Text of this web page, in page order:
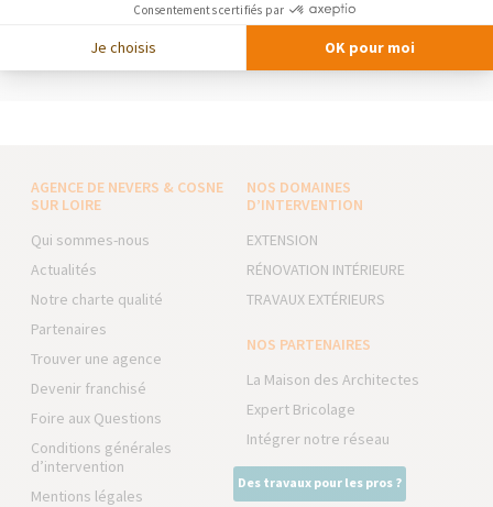
AGENCE DE NEVERS & COSNE
SUR LOIRE
Qui sommes-nous
Actualités
Notre charte qualité
Partenaires
Trouver une agence
Devenir franchisé
Foire aux Questions
Conditions générales
d’intervention
Mentions légales
NOS DOMAINES
D’INTERVENTION
EXTENSION
RÉNOVATION INTÉRIEURE
TRAVAUX EXTÉRIEURS
NOS PARTENAIRES
La Maison des Architectes
Expert Bricolage
Intégrer notre réseau
Des travaux pour les pros ?
Consentements certifiés par
Je choisis OK pour moi